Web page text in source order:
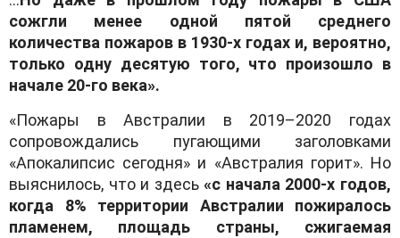
сожгли менее одной пятой среднего
количества пожаров в 1930-х годах и, вероятно,
только одну десятую того, что произошло в
начале 20-го века».
«Пожары в Австралии в 2019–2020 годах
сопровождались пугающими заголовками
«Апокалипсис сегодня» и «Австралия горит». Но
выяснилось, что и здесь«с начала 2000-х годов,
когда 8% территории Австралии пожиралось
пламенем, площадь страны, сжигаемая